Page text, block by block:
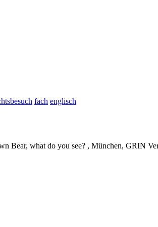
fach englisch
Bear, what do you see? , München, GRIN